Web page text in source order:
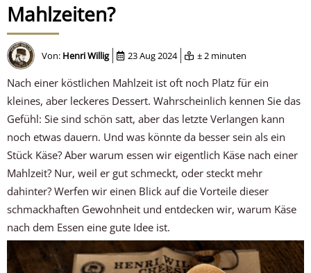
Mahlzeiten?
Von: Henri Willig 23 Aug 2024 ± 2 minuten
Nach einer köstlichen Mahlzeit ist oft noch Platz für ein
kleines, aber leckeres Dessert. Wahrscheinlich kennen Sie das
Gefühl: Sie sind schön satt, aber das letzte Verlangen kann
noch etwas dauern. Und was könnte da besser sein als ein
Stück Käse? Aber warum essen wir eigentlich Käse nach einer
Mahlzeit? Nur, weil er gut schmeckt, oder steckt mehr
dahinter? Werfen wir einen Blick auf die Vorteile dieser
schmackhaften Gewohnheit und entdecken wir, warum Käse
nach dem Essen eine gute Idee ist.